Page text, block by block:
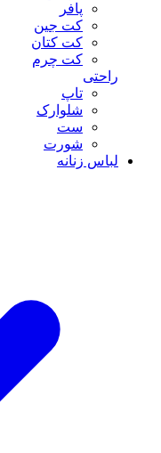
پافر
کت جین
کت کتان
کت چرم
راحتی
تاپ
شلوارک
ست
شورت
لباس زنانه